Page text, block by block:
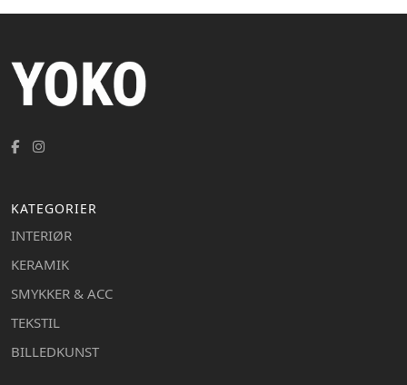
KATEGORIER
INTERIØR
KERAMIK
SMYKKER & ACC
TEKSTIL
BILLEDKUNST